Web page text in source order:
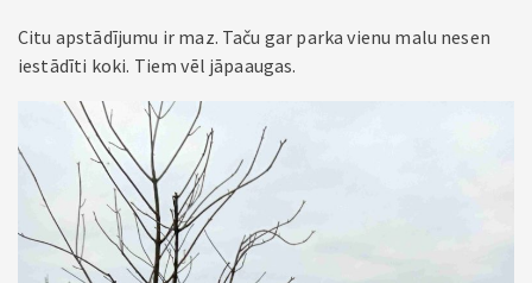
Citu apstādījumu ir maz. Taču gar parka vienu malu nesen
iestādīti koki. Tiem vēl jāpaaugas.